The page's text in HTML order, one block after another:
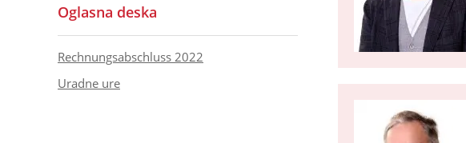
Oglasna deska
Rechnungsabschluss 2022
Uradne ure